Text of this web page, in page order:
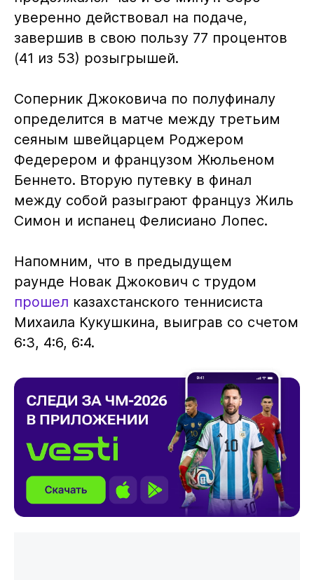
уверенно действовал на подаче,
завершив в свою пользу 77 процентов
(41 из 53) розыгрышей.
Соперник Джоковича по полуфиналу
определится в матче между третьим
сеяным швейцарцем Роджером
Федерером и французом Жюльеном
Беннето. Вторую путевку в финал
между собой разыграют француз Жиль
Симон и испанец Фелисиано Лопес.
Напомним, что в предыдущем
раунде Новак Джокович с трудом
прошел казахстанского теннисиста
Михаила Кукушкина, выиграв со счетом
6:3, 4:6, 6:4.